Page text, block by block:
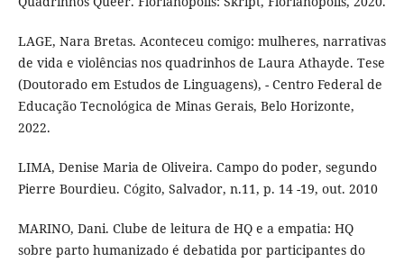
LAGE, Nara Bretas. Aconteceu comigo: mulheres, narrativas
de vida e violências nos quadrinhos de Laura Athayde. Tese
(Doutorado em Estudos de Linguagens), - Centro Federal de
Educação Tecnológica de Minas Gerais, Belo Horizonte,
2022.
LIMA, Denise Maria de Oliveira. Campo do poder, segundo
Pierre Bourdieu. Cógito, Salvador, n.11, p. 14 -19, out. 2010
MARINO, Dani. Clube de leitura de HQ e a empatia: HQ
sobre parto humanizado é debatida por participantes do